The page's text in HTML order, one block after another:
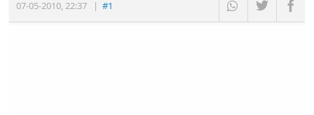
07-05-2010,22:37 |#1